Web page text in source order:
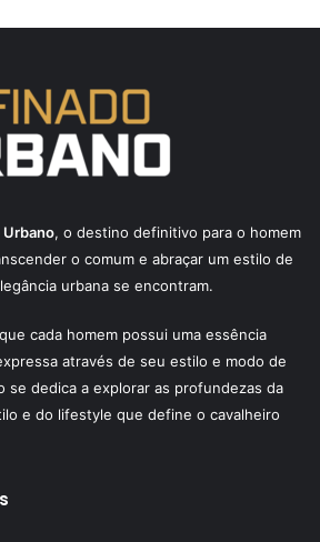
Urbano, o destino definitivo para o homem
o comum e abraçar um estilo de
urbana se encontram.
cada homem possui uma essência
através de seu estilo e modo de
se dedica a explorar as profundezas da
e do lifestyle que define o cavalheiro